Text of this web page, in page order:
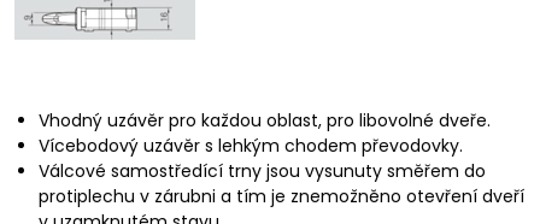
Vhodný uzávěr pro každou oblast, pro libovolné dveře.
Vícebodový uzávěr s lehkým chodem převodovky.
Válcové samostředící trny jsou vysunuty směřem do
protiplechu v zárubni a tím je znemožněno otevření dveří